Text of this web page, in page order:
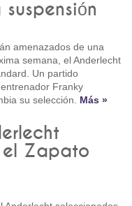
amenazados de una
semana, el Anderlecht
Un partido
Franky
su selección. Más »
el Zapato